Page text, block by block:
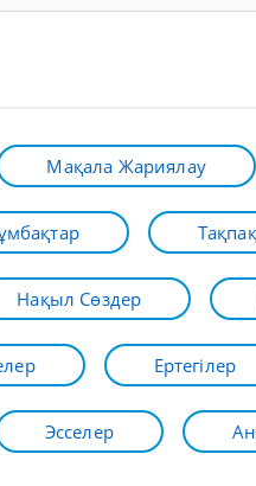
Мақала Жариялау
Нақыл Сөздер
Ертегілер
Эсселер